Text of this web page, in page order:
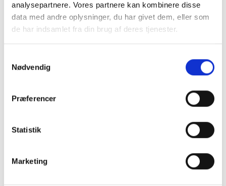
analysepartnere. Vores partnere kan kombinere disse
data med andre oplysninger, du har givet dem, eller som
de har indsamlet fra din brug af deres tjenester.
Nødvendig
Præferencer
Statistik
Marketing